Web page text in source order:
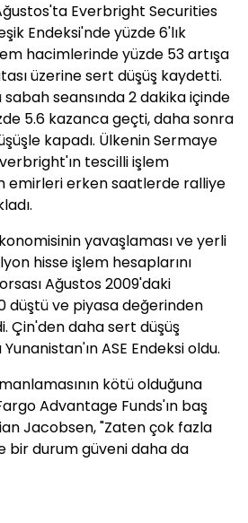
Everbright Securities
Endeksi'nde yüzde 6'lık
hacimlerinde yüzde 53 artışa
üzerine sert düşüş kaydetti.
seansında 2 dakika içinde
5.6 kazanca geçti, daha sonra
kapadı. Ülkenin Sermaye
tescilli işlem
emirleri erken saatlerde ralliye
yavaşlaması ve yerli
hisse işlem hesaplarını
Ağustos 2009'daki
düştü ve piyasa değerinden
Çin'den daha sert düşüş
ASE Endeksi oldu.
kötü olduğuna
Advantage Funds'ın baş
Jacobsen, "Zaten çok fazla
bir durum güveni daha da